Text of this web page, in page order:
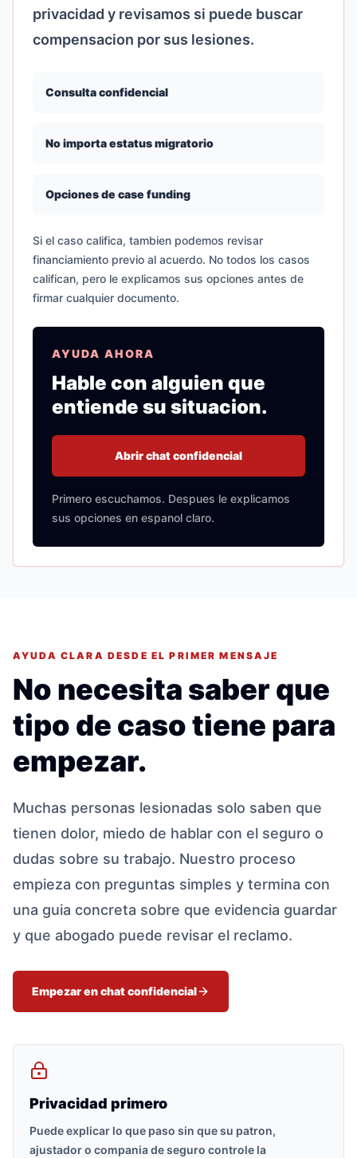
privacidad y revisamos si puede buscar
compensacion por sus lesiones.
Consulta confidencial
No importa estatus migratorio
Opciones de case funding
Si el caso califica, tambien podemos revisar
financiamiento previo al acuerdo. No todos los casos
califican, pero le explicamos sus opciones antes de
firmar cualquier documento.
AYUDA AHORA
Hable con alguien que
entiende su situacion.
Abrir chat confidencial
Primero escuchamos. Despues le explicamos
sus opciones en espanol claro.
AYUDA CLARA DESDE EL PRIMER MENSAJE
No necesita saber que
tipo de caso tiene para
empezar.
Muchas personas lesionadas solo saben que
tienen dolor, miedo de hablar con el seguro o
dudas sobre su trabajo. Nuestro proceso
empieza con preguntas simples y termina con
una guia concreta sobre que evidencia guardar
y que abogado puede revisar el reclamo.
Empezar en chat confidencial
Privacidad primero
Puede explicar lo que paso sin que su patron,
ajustador o compania de seguro controle la